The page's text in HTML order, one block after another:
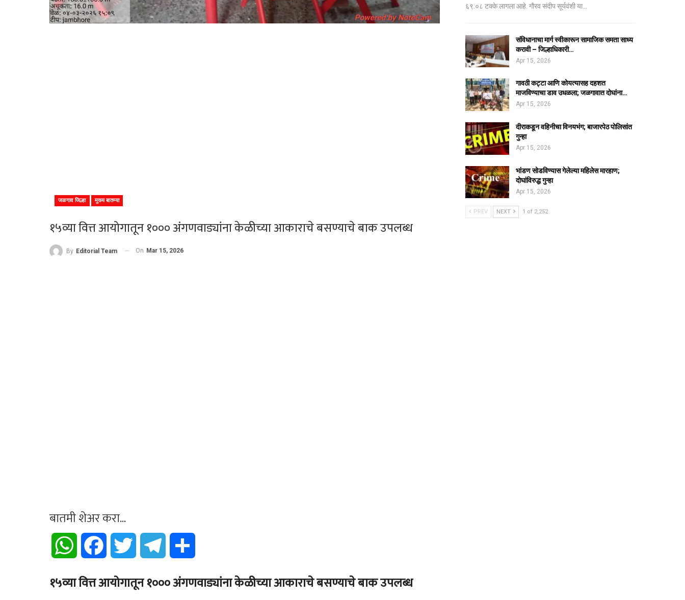
जळगाव जिल्हा मुख्य बातम्या
१५व्या वित्त आयोगातून १००० अंगणवाड्यांना केळीच्या आकाराचे बसण्याचे बाक उपलब्ध
By Editorial Team On Mar 15, 2026
बातमी शेअर करा...
WhatsApp Facebook Twitter Telegram
१५व्या वित्त आयोगातून १००० अंगणवाड्यांना केळीच्या आकाराचे बसण्याचे बाक उपलब्ध
६९:०८ टक्के लागला आहे. गौरव संदीप सूर्यवंशी या…
संविधानाचा मार्ग स्वीकारून सामाजिक समता साध्य
करावी – जिल्हाधिकारी…
Apr 15, 2026
गावठी कट्टा आणि कोयत्यासह दहशत
माजविण्याचा डाव उधळला; जळगावात दोघांना…
Apr 15, 2026
दीराकडून वहिनीचा विनयभंग; बाजारपेठ पोलिसांत
गुन्हा
Apr 15, 2026
भांडण सोडविण्यास गेलेल्या महिलेस मारहाण;
दोघांविरुद्ध गुन्हा
Apr 15, 2026
PREV NEXT 1 of 2,252